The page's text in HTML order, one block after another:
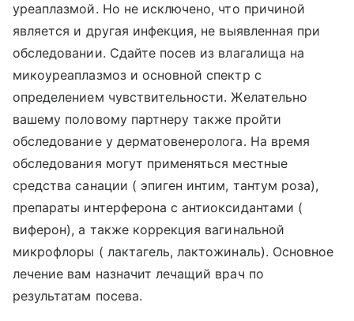
уреаплазмой. Но не исключено, что причиной
является и другая инфекция, не выявленная при
обследовании. Сдайте посев из влагалища на
микоуреаплазмоз и основной спектр с
определением чувствительности. Желательно
вашему половому партнеру также пройти
обследование у дерматовенеролога. На время
обследования могут применяться местные
средства санации ( эпиген интим, тантум роза),
препараты интерферона с антиоксидантами (
виферон), а также коррекция вагинальной
микрофлоры ( лактагель, лактожиналь). Основное
лечение вам назначит лечащий врач по
результатам посева.